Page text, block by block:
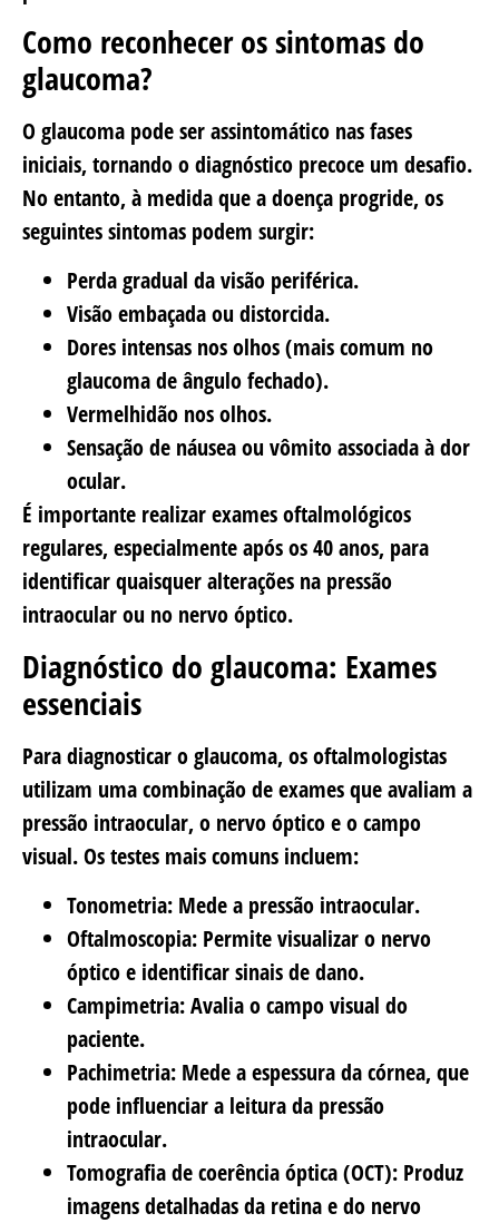
Como reconhecer os sintomas do
glaucoma?
O glaucoma pode ser assintomático nas fases
iniciais, tornando o diagnóstico precoce um desafio.
No entanto, à medida que a doença progride, os
seguintes sintomas podem surgir:
Perda gradual da visão periférica.
Visão embaçada ou distorcida.
Dores intensas nos olhos (mais comum no
glaucoma de ângulo fechado).
Vermelhidão nos olhos.
Sensação de náusea ou vômito associada à dor
ocular.
É importante realizar exames oftalmológicos
regulares, especialmente após os 40 anos, para
identificar quaisquer alterações na pressão
intraocular ou no nervo óptico.
Diagnóstico do glaucoma: Exames
essenciais
Para diagnosticar o glaucoma, os oftalmologistas
utilizam uma combinação de exames que avaliam a
pressão intraocular, o nervo óptico e o campo
visual. Os testes mais comuns incluem:
Tonometria: Mede a pressão intraocular.
Oftalmoscopia: Permite visualizar o nervo
óptico e identificar sinais de dano.
Campimetria:Avalia o campo visual do
paciente.
Pachimetria: Mede a espessura da córnea, que
pode influenciar a leitura da pressão
intraocular.
Tomografia de coerência óptica (OCT): Produz
imagens detalhadas da retina e do nervo